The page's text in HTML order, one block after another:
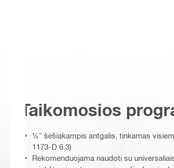
Taikomosios
¼" šešiakampis antgalis, tinkamas
1173-D 6.3)
Rekomenduojama naudoti su